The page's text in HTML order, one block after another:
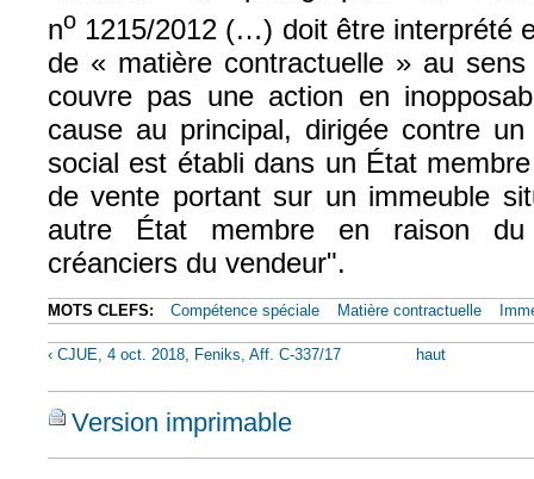
no 1215/2012 (…) doit être interprété
de « matière contractuelle » au
couvre pas une action en
cause au principal, dirigée contre
social est établi dans un État
de vente portant sur un immeuble
autre État membre en raison
créanciers du vendeur".
MOTS CLEFS: Compétence spéciale Matière contractuelle
‹ CJUE, 4 oct. 2018, Feniks, Aff. C-337/17 haut
Version imprimable